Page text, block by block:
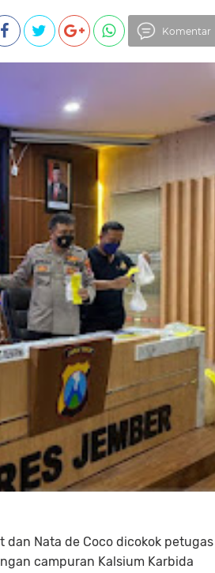
Komentar
Nata de Coco dicokok petugas
campuran Kalsium Karbida